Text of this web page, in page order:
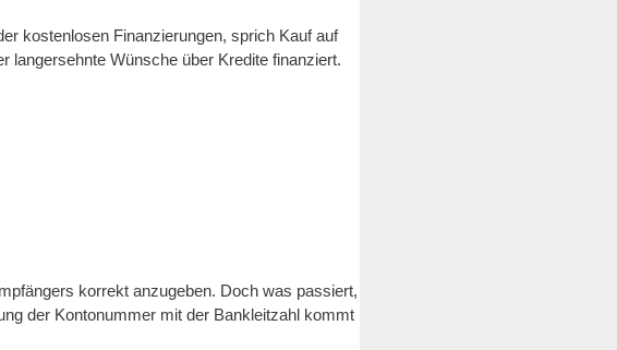
kostenlosen Finanzierungen, sprich Kauf auf
langersehnte Wünsche über Kredite finanziert.
korrekt anzugeben. Doch was passiert,
der Kontonummer mit der Bankleitzahl kommt